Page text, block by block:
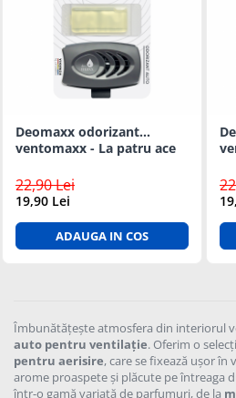
Deomaxx odorizant
ventomaxx - La patru ace
22,90 Lei
19,90 Lei
ADAUGA IN COS
Îmbunătățește atmosfera din interiorul
auto pentru ventilație. Oferim o
pentru aerisire, care se fixează ușor
arome proaspete și plăcute pe întreaga
într-o gamă variată de parfumuri, de la